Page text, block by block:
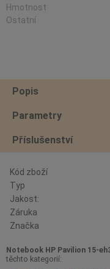
Hmotnost
Ostatní
Popis
Parametry
Příslušenství
Kód zboží
Typ
Jakost:
Záruka
Značka
Notebook HP Pavilion 15-
těchto kategorií: